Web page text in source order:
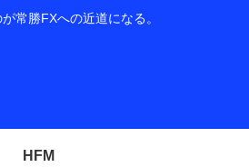
常勝FXへの近道になる。
HFM